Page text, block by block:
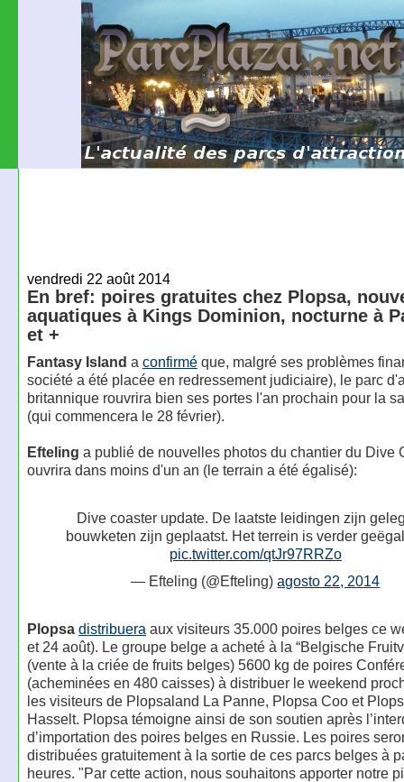
vendredi 22 août 2014
En bref: poires gratuites chez Plopsa,
aquatiques à Kings Dominion, nocturne à
et +
Fantasy Island a confirméque, malgré ses problèmes
société a été placée en redressement judiciaire), le parc
britannique rouvrira bien ses portes l'an prochain pour la
(qui commencera le 28 février).
Efteling a publié de nouvelles photos du chantier du Dive
ouvrira dans moins d'un an (le terrain a été égalisé):
Dive coaster update. De laatste leidingen zijn
bouwketen zijn geplaatst. Het terrein is verder
pic.twitter.com/qtJr97RRZo
— Efteling (@Efteling)agosto 22, 2014
Plopsa distribuera aux visiteurs 35.000 poires belges ce
et 24 août). Le groupe belge a acheté à la “Belgische
(vente à la criée de fruits belges) 5600 kg de poires
(acheminées en 480 caisses) à distribuer le weekend
les visiteurs de Plopsaland La Panne, Plopsa Coo et
Hasselt. Plopsa témoigne ainsi de son soutien après
d’importation des poires belges en Russie. Les poires
distribuées gratuitement à la sortie de ces parcs belges à
heures. "Par cette action, nous souhaitons apporter notre